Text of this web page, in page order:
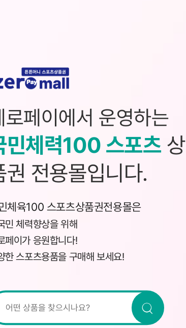
로페이에서 운영하는
민체력100 스포츠 상
권 전용몰입니다.
체육100 스포츠상품권전용몰은
민 체력향상을 위해
페이가 응원합니다!
한 스포츠용품을 구매해 보세요!